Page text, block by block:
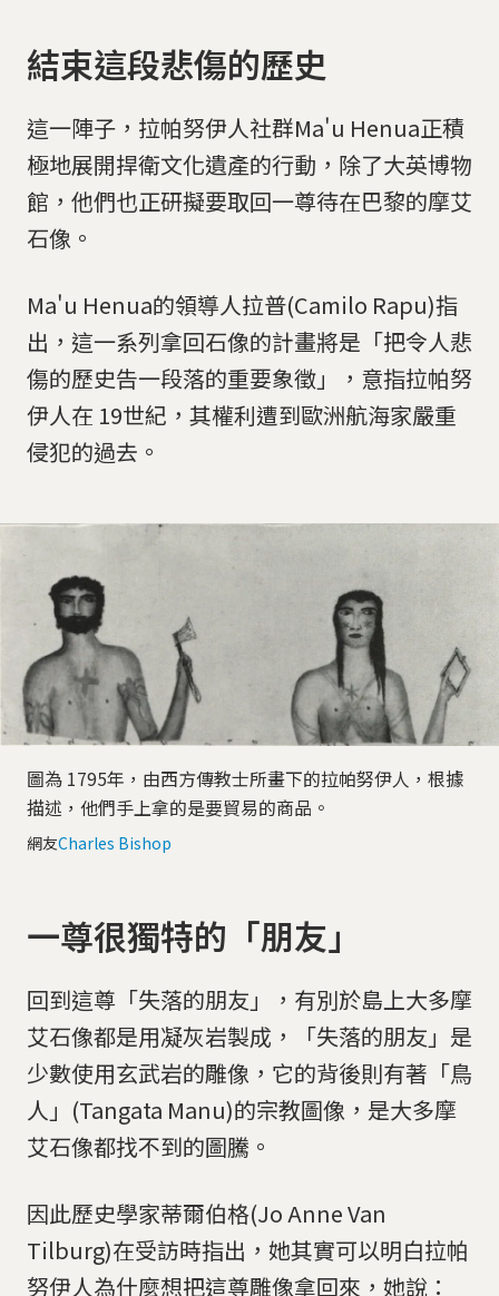
結束這段悲傷的歷史
這一陣子，拉帕努伊人社群Ma'u Henua正積
極地展開捍衛文化遺產的行動，除了大英博物
館，他們也正研擬要取回一尊待在巴黎的摩艾
石像。
Ma'u Henua的領導人拉普(Camilo Rapu)指
出，這一系列拿回石像的計畫將是「把令人悲
傷的歷史告一段落的重要象徵」，意指拉帕努
伊人在 19世紀，其權利遭到歐洲航海家嚴重
侵犯的過去。
圖為 1795年，由西方傳教士所畫下的拉帕努伊人，根據
描述，他們手上拿的是要貿易的商品。
網友Charles Bishop
一尊很獨特的「朋友」
回到這尊「失落的朋友」，有別於島上大多摩
艾石像都是用凝灰岩製成，「失落的朋友」是
少數使用玄武岩的雕像，它的背後則有著「鳥
人」(Tangata Manu)的宗教圖像，是大多摩
艾石像都找不到的圖騰。
因此歷史學家蒂爾伯格(Jo Anne Van
Tilburg)在受訪時指出，她其實可以明白拉帕
努伊人為什麼想把這尊雕像拿回來，她說：